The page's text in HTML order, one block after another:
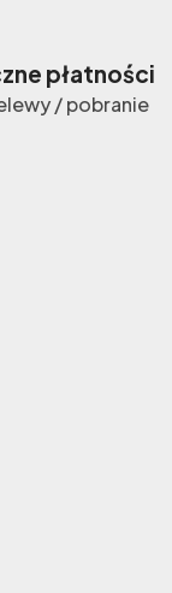
płatności
/ pobranie